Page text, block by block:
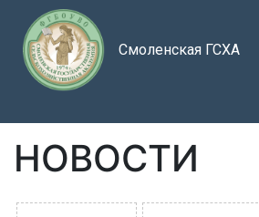
Смоленская ГСХА
НОВОСТИ